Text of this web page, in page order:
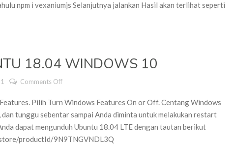
npm i vexaniumjs Selanjutnya jalankan Hasil akan terlihat seperti
18.04 WINDOWS 10
Comments Off
Pilih Turn Windows Features On or Off. Centang Windows
tunggu sebentar sampai Anda diminta untuk melakukan restart
dapat mengunduh Ubuntu 18.04 LTE dengan tautan berikut
productId/9N9TNGVNDL3Q